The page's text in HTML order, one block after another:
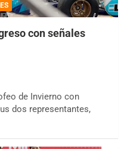
con señales
de Invierno con
dos representantes,